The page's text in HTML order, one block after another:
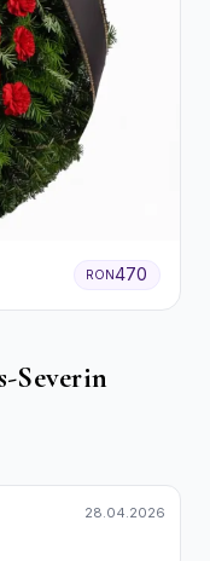
RON470
Severin
28.04.2026